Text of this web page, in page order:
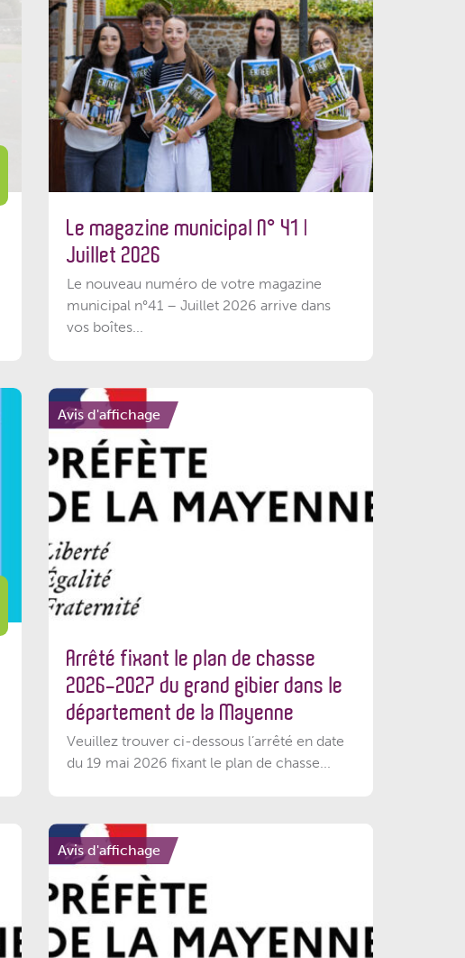
Le magazine municipal N° 41 |
Juillet 2026
Le nouveau numéro de votre magazine
municipal n°41 – Juillet 2026 arrive dans
vos boîtes...
Avis d'affichage
Arrêté fixant le plan de chasse
2026-2027 du grand gibier dans le
département de la Mayenne
Veuillez trouver ci-dessous l’arrêté en date
du 19 mai 2026 fixant le plan de chasse...
Avis d'affichage